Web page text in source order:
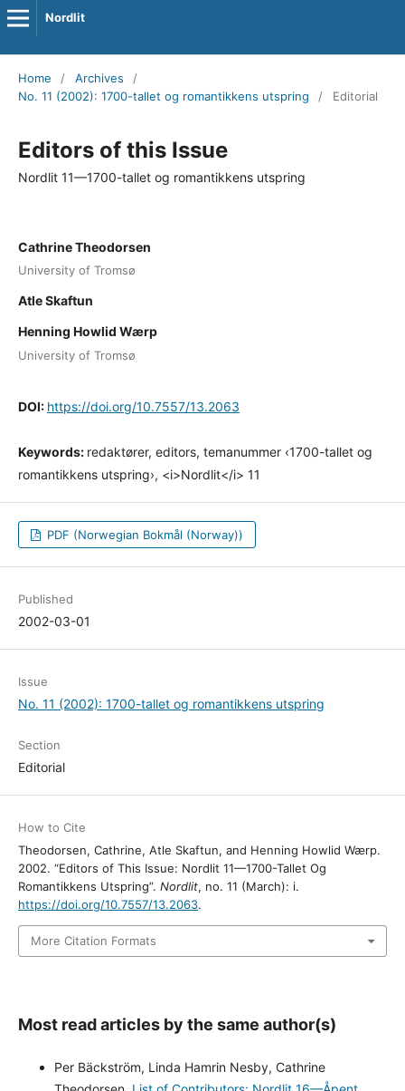
Nordlit
Home / Archives
/
No. 11 (2002): 1700-tallet og romantikkens utspring
/ Editorial
Editors of this Issue
Nordlit 11—1700-tallet og romantikkens utspring
Cathrine Theodorsen
University of Tromsø
Atle Skaftun
Henning Howlid Wærp
University of Tromsø
DOI: https://doi.org/10.7557/13.2063
Keywords: redaktører, editors, temanummer ‹1700-tallet og
romantikkens utspring›, <i>Nordlit</i> 11
PDF (Norwegian Bokmål (Norway))
Published
2002-03-01
Issue
No. 11 (2002): 1700-tallet og romantikkens utspring
Section
Editorial
How to Cite
Theodorsen, Cathrine, Atle Skaftun, and Henning Howlid Wærp.
2002. “Editors of This Issue: Nordlit 11—1700-Tallet Og
Romantikkens Utspring”. Nordlit, no. 11 (March): i.
https://doi.org/10.7557/13.2063.
More Citation Formats
Most read articles by the same author(s)
Per Bäckström, Linda Hamrin Nesby, Cathrine